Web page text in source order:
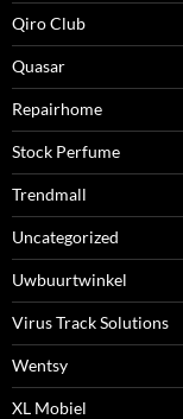
Qiro Club
Quasar
Repairhome
Stock Perfume
Trendmall
Uncategorized
Uwbuurtwinkel
Virus Track Solutions
Wentsy
XL Mobiel